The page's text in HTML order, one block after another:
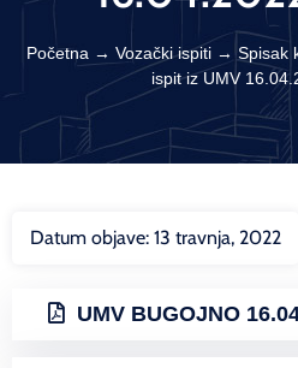
Početna → Vozački ispiti→ Spisak
ispit iz UMV
Datum objave: 13 travnja, 2022
UMV BUGOJNO